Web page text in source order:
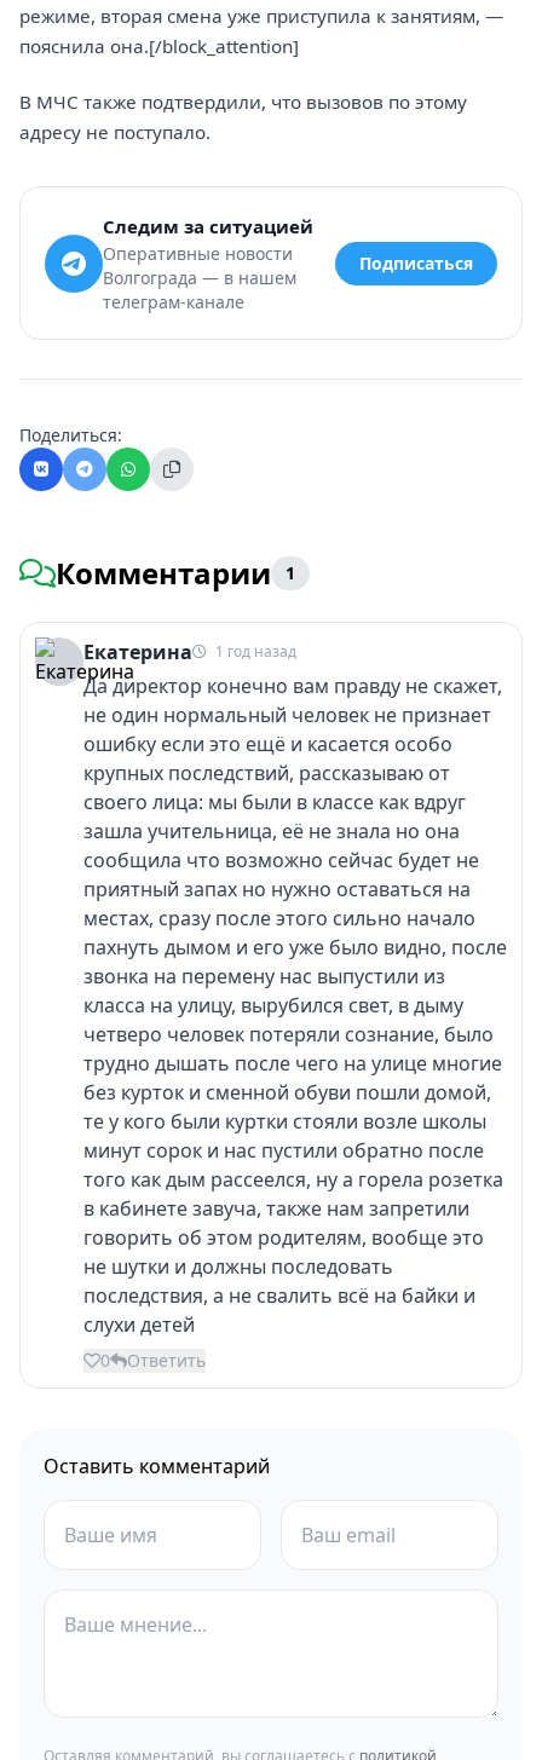
режиме, вторая смена уже приступила к занятиям, —
пояснила она.[/block_attention]
В МЧС также подтвердили, что вызовов по этому
адресу не поступало.
Следим за ситуацией
Оперативные новости
Волгограда — в нашем
телеграм-канале
Подписаться
Поделиться:
Комментарии 1
Екатерина 1 год назад
Да директор конечно вам правду не скажет,
не один нормальный человек не признает
ошибку если это ещё и касается особо
крупных последствий, рассказываю от
своего лица: мы были в классе как вдруг
зашла учительница, еë не знала но она
сообщила что возможно сейчас будет не
приятный запах но нужно оставаться на
местах, сразу после этого сильно начало
пахнуть дымом и его уже было видно, после
звонка на перемену нас выпустили из
класса на улицу, вырубился свет, в дыму
четверо человек потеряли сознание, было
трудно дышать после чего на улице многие
без курток и сменной обуви пошли домой,
те у кого были куртки стояли возле школы
минут сорок и нас пустили обратно после
того как дым рассеелся, ну а горела розетка
в кабинете завуча, также нам запретили
говорить об этом родителям, вообще это
не шутки и должны последовать
последствия, а не свалить всë на байки и
слухи детей
0 Ответить
Оставить комментарий